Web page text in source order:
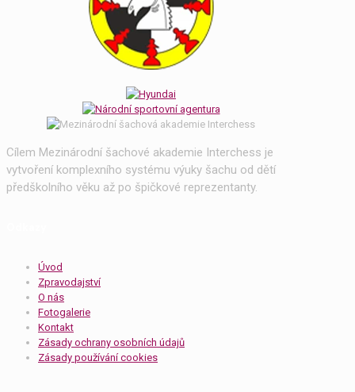
Cílem Mezinárodní šachové akademie Interchess je
vytvoření komplexního systému výuky šachu od dětí
předškolního věku až po špičkové reprezentanty.
Úvod
Zpravodajství
O nás
Fotogalerie
Kontakt
Zásady ochrany osobních údajů
Zásady používání cookies